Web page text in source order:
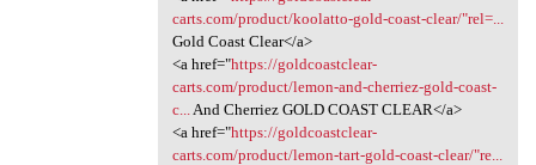
carts.com/product/koolatto-gold-coast-clear/"rel=...
Gold Coast Clear</a>
<a href="https://goldcoastclear-
carts.com/product/lemon-and-cherriez-gold-coast-
c...
And Cherriez GOLD COAST CLEAR</a>
<a href="https://goldcoastclear-
carts.com/product/lemon-tart-gold-coast-clear/"re...